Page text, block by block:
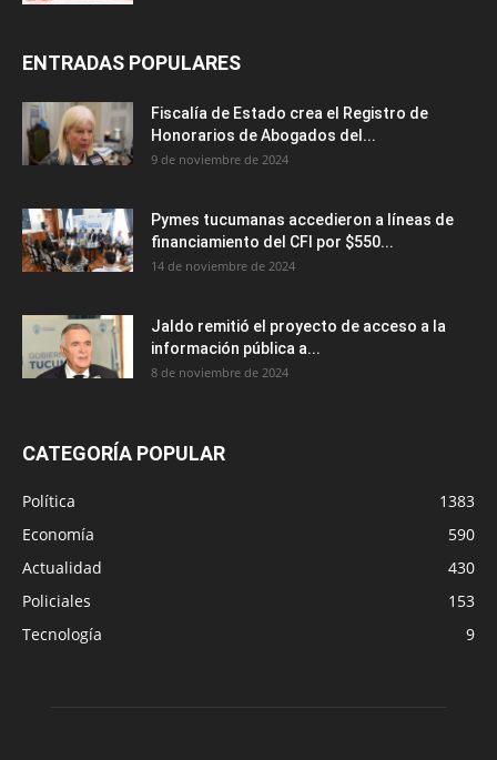
ENTRADAS POPULARES
Fiscalía de Estado crea el Registro de
Honorarios de Abogados del...
9 de noviembre de 2024
Pymes tucumanas accedieron a líneas de
financiamiento del CFI por $550...
14 de noviembre de 2024
Jaldo remitió el proyecto de acceso a la
información pública a...
8 de noviembre de 2024
CATEGORÍA POPULAR
Política
1383
Economía
590
Actualidad
430
Policiales
153
Tecnología
9